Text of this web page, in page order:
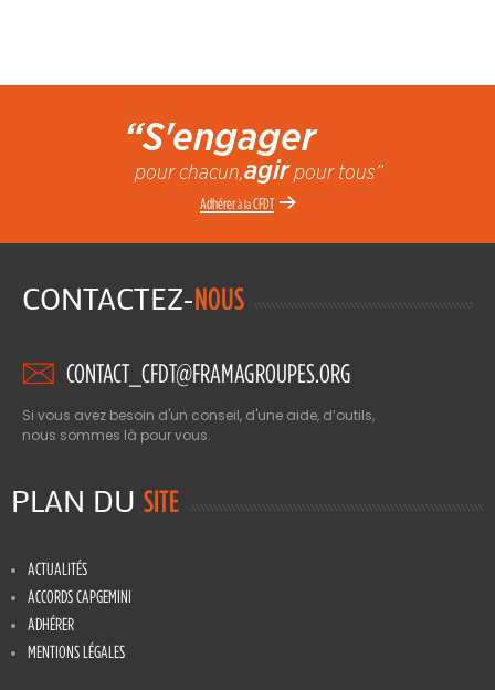
“S'engager
pour chacun,agirpour tous”
Adhérerà laCFDT
CONTACTEZ-NOUS
CONTACT_CFDT@FRAMAGROUPES.ORG
Si vous avez besoin d'un conseil, d'une aide, d’outils,
nous sommes là pour vous.
PLAN DU SITE
ACTUALITÉS
ACCORDS CAPGEMINI
ADHÉRER
MENTIONS LÉGALES